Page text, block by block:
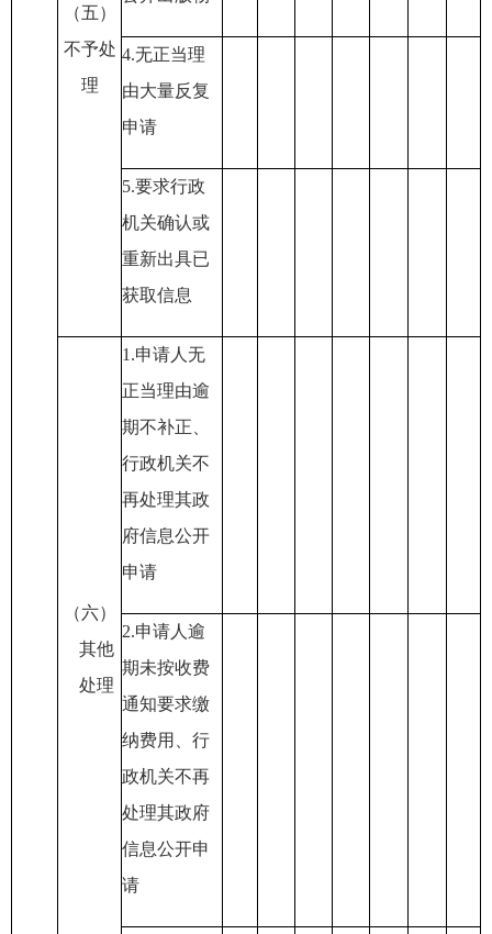
（五）
不予处
理
4.无正当理
由大量反复
申请
5.要求行政
机关确认或
重新出具已
获取信息
（六）
其他
处理
1.申请人无
正当理由逾
期不补正、
行政机关不
再处理其政
府信息公开
申请
2.申请人逾
期未按收费
通知要求缴
纳费用 、行
政机关不再
处理其政府
信息公开申
请